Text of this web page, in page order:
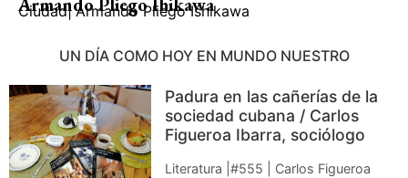
Ciudad| Armando Pliego Ishikawa
UN DÍA COMO HOY EN MUNDO NUESTRO
Padura en las cañerías de la
sociedad cubana / Carlos
Figueroa Ibarra, sociólogo
Literatura |#555 | Carlos Figueroa